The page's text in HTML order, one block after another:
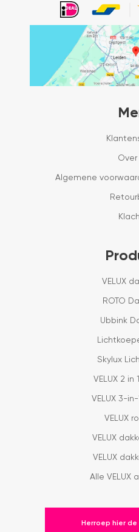
Over
Algemene
VELUX
ROTO
Ubbink
Skylux
VELUX 2 in
VELUX 3-
VELUX
VELUX
VELUX
Alle VELUX
Herroep hier